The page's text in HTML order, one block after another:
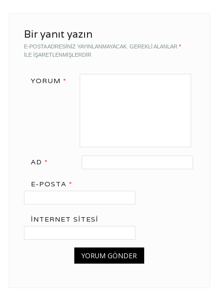
Bir yanıt yazın
E-POSTA ADRESINIZ YAYINLANMAYACAK. GEREKLI ALANLAR *
ILE IŞARETLENMIŞLERDIR
YORUM *
AD *
E-POSTA *
İNTERNET SITESI